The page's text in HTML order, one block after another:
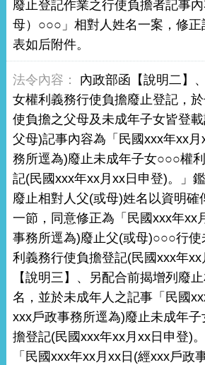
廢止登記作業之行使負擔者記事
母）○○○」相對人姓名一案，修正
表如后附件。
內政部函【說明二】
女權利義務行使負擔廢止登記，
使負擔之父母及未成年子女皆登
父母)記事內容為「民國xxx年xx
務所逕為)廢止未成年子女○○○權
記(民國xxx年xx月xx日申登)。」
廢止相對人父(或母)姓名以資明確
一節，同意修正為「民國xxx年xx
事務所逕為)廢止父(或母)○○○行
利義務行使負擔登記(民國xxx年xx
【說明三】、另配合前揭增列廢
名，並於未成年人之記事「民國
xxx戶政事務所逕為)廢止未成年
擔登記(民國xxx年xx月xx日申登)
「民國xxx年xx月xx日(經xxx戶政